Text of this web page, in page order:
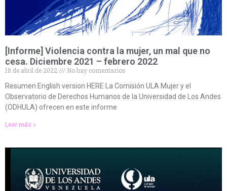
[Informe] Violencia contra la mujer, un mal que no
cesa. Diciembre 2021 – febrero 2022
18 de abril de 2022
No hay comentarios
Resumen English version HERE La Comisión ULA Mujer y el
Observatorio de Derechos Humanos de la Universidad de Los Andes
(ODHULA) ofrecen en este informe
Leer más »